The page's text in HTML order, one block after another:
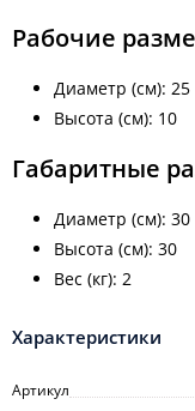
Рабочие
Диаметр (см): 25
Высота (см): 10
Габаритные
Диаметр (см): 30
Высота (см): 30
Вес (кг): 2
Характеристики
Артикул